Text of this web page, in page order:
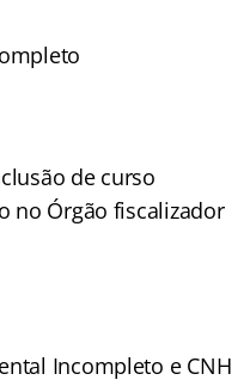
de curso
no Órgão fiscalizador
Incompleto e CNH